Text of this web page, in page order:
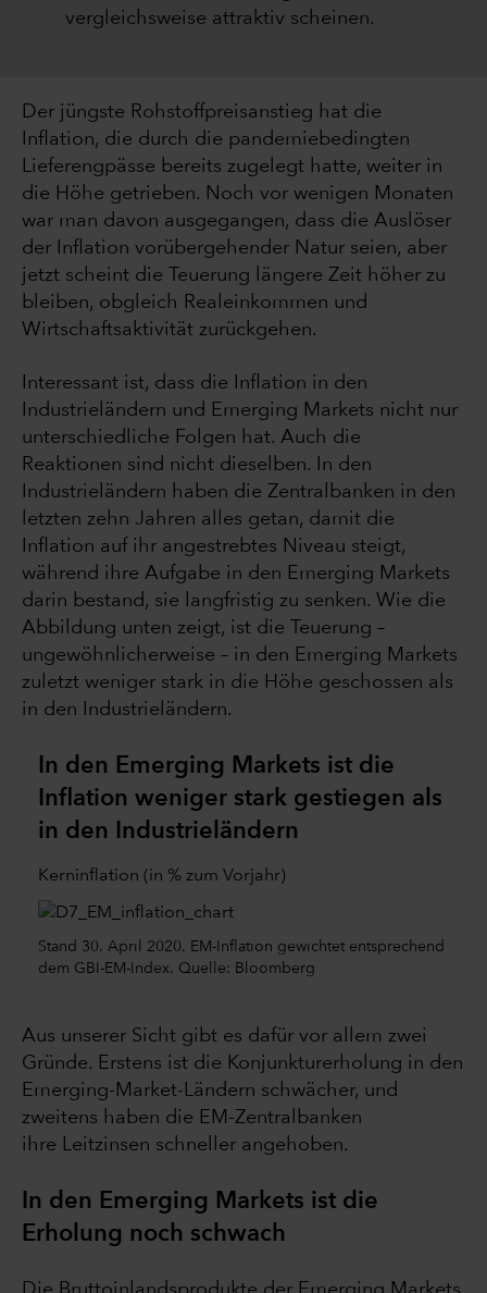
vergleichsweise attraktiv scheinen.
Der jüngste Rohstoffpreisanstieg hat die
Inflation, die durch die pandemiebedingten
Lieferengpässe bereits zugelegt hatte, weiter in
die Höhe getrieben. Noch vor wenigen Monaten
war man davon ausgegangen, dass die Auslöser
der Inflation vorübergehender Natur seien, aber
jetzt scheint die Teuerung längere Zeit höher zu
bleiben, obgleich Realeinkommen und
Wirtschaftsaktivität zurückgehen.
Interessant ist, dass die Inflation in den
Industrieländern und Emerging Markets nicht nur
unterschiedliche Folgen hat. Auch die
Reaktionen sind nicht dieselben. In den
Industrieländern haben die Zentralbanken in den
letzten zehn Jahren alles getan, damit die
Inflation auf ihr angestrebtes Niveau steigt,
während ihre Aufgabe in den Emerging Markets
darin bestand, sie langfristig zu senken. Wie die
Abbildung unten zeigt, ist die Teuerung –
ungewöhnlicherweise – in den Emerging Markets
zuletzt weniger stark in die Höhe geschossen als
in den Industrieländern.
In den Emerging Markets ist die
Inflation weniger stark gestiegen als
in den Industrieländern
Kerninflation (in % zum Vorjahr)
Stand 30. April 2020. EM-Inflation gewichtet entsprechend
dem GBI-EM-Index. Quelle: Bloomberg
Aus unserer Sicht gibt es dafür vor allem zwei
Gründe. Erstens ist die Konjunkturerholung in den
Emerging-Market-Ländern schwächer, und
zweitens haben die EM-Zentralbanken
ihre Leitzinsen schneller angehoben.
In den Emerging Markets ist die
Erholung noch schwach